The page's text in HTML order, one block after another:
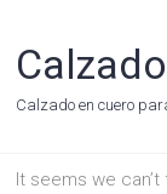
Calzado en cuero
It seems we can’t